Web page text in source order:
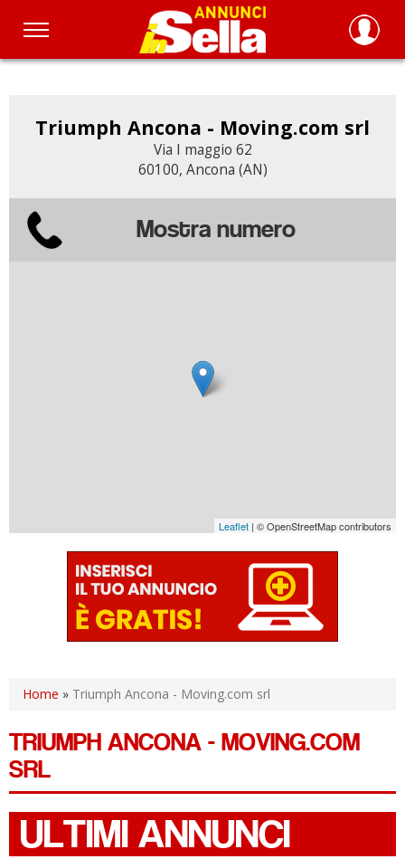
Salta
principaleTriumph Ancona - Moving.com srl
Via I maggio 62
60100, Ancona (AN)
Mostra numero
Leaflet | © OpenStreetMap contributors
Home » Triumph Ancona - Moving.com srl
TRIUMPH ANCONA - MOVING.COM
SRL
ULTIMI ANNUNCI